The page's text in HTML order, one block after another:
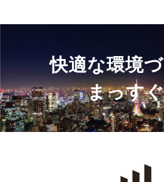
快適な環境
まっす